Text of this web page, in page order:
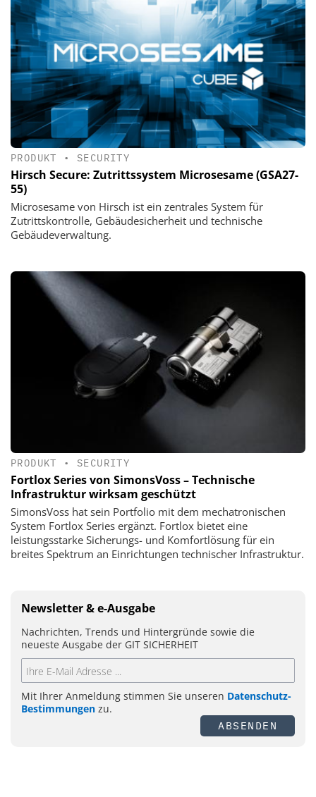
PRODUKT • SECURITY
Hirsch Secure: Zutrittssystem Microsesame (GSA27-
55)
Microsesame von Hirsch ist ein zentrales System für
Zutrittskontrolle, Gebäudesicherheit und technische
Gebäudeverwaltung.
PRODUKT • SECURITY
Fortlox Series von SimonsVoss – Technische
Infrastruktur wirksam geschützt
SimonsVoss hat sein Portfolio mit dem mechatronischen
System Fortlox Series ergänzt. Fortlox bietet eine
leistungsstarke Sicherungs- und Komfortlösung für ein
breites Spektrum an Einrichtungen technischer Infrastruktur.
Newsletter & e-Ausgabe
Nachrichten, Trends und Hintergründe sowie die
neueste Ausgabe der GIT SICHERHEIT
Mit Ihrer Anmeldung stimmen Sie unseren Datenschutz-
Bestimmungen zu.
ABSENDEN